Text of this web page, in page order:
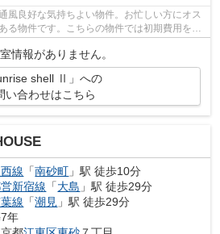
風良好な気持ちよい物件。お忙しい方にオス
る物件です。こちらの物件では初期費用をカ
2駅利用...
情報がありません。
shell Ⅱ」への
い合わせはこちら
線 「南砂町 」駅 徒歩10分
新宿線 「大島 」駅 徒歩29分
線 「潮見 」駅 徒歩29分
年